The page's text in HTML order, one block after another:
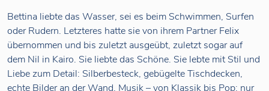
Bettina liebte das Wasser, sei es beim Schwimmen, Surfen
oder Rudern. Letzteres hatte sie von ihrem Partner Felix
übernommen und bis zuletzt ausgeübt, zuletzt sogar auf
dem Nil in Kairo. Sie liebte das Schöne. Sie lebte mit Stil und
Liebe zum Detail: Silberbesteck, gebügelte Tischdecken,
echte Bilder an der Wand, Musik – von Klassik bis Pop; nur